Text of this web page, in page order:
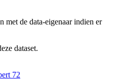
met de data-eigenaar indien er
dataset.
72